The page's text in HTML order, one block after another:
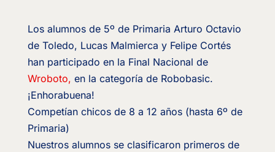
Los alumnos de 5º de Primaria Arturo Octavio
de Toledo, Lucas Malmierca y Felipe Cortés
han participado en la Final Nacional de
Wroboto, en la categoría de Robobasic.
¡Enhorabuena!
Competían chicos de 8 a 12 años (hasta 6º de
Primaria)
Nuestros alumnos se clasificaron primeros de